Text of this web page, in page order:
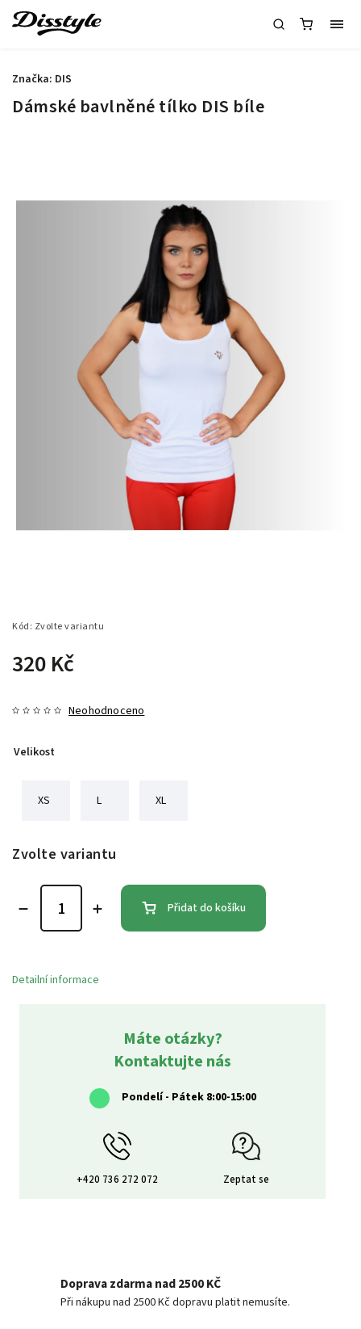
Dámské bavlněné tílko DIS bíle
Kód: Zvolte variantu
320 Kč
Neohodnoceno
Značka: DIS
Velikost
XS L XL
Zvolte variantu
Přidat do košíku
Detailní informace
Máte otázky?
Kontaktujte nás
Pondelí - Pátek 8:00-15:00
+420 736 272 072 Zeptat se
Doprava zdarma nad 2500 KČ
Při nákupu nad 2500 Kč dopravu platit nemusíte.